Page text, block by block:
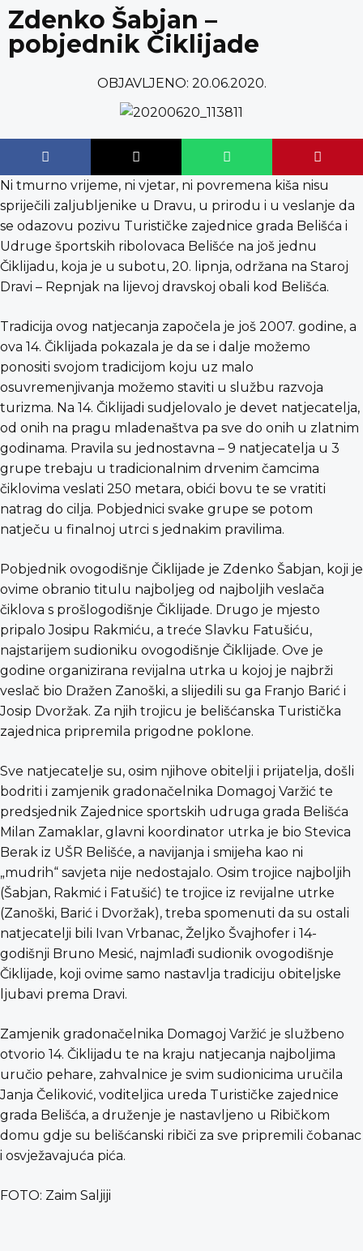
content
Zdenko Šabjan –
pobjednik Čiklijade
OBJAVLJENO: 20.06.2020.
Ni tmurno vrijeme, ni vjetar, ni povremena kiša nisu
spriječili zaljubljenike u Dravu, u prirodu i u veslanje da
se odazovu pozivu Turističke zajednice grada Belišća i
Udruge športskih ribolovaca Belišće na još jednu
Čiklijadu, koja je u subotu, 20. lipnja, održana na Staroj
Dravi – Repnjak na lijevoj dravskoj obali kod Belišća.
Tradicija ovog natjecanja započela je još 2007. godine, a
ova 14. Čiklijada pokazala je da se i dalje možemo
ponositi svojom tradicijom koju uz malo
osuvremenjivanja možemo staviti u službu razvoja
turizma. Na 14. Čiklijadi sudjelovalo je devet natjecatelja,
od onih na pragu mladenaštva pa sve do onih u zlatnim
godinama. Pravila su jednostavna – 9 natjecatelja u 3
grupe trebaju u tradicionalnim drvenim čamcima
čiklovima veslati 250 metara, obići bovu te se vratiti
natrag do cilja. Pobjednici svake grupe se potom
natječu u finalnoj utrci s jednakim pravilima.
Pobjednik ovogodišnje Čiklijade je Zdenko Šabjan, koji je
ovime obranio titulu najboljeg od najboljih veslača
čiklova s prošlogodišnje Čiklijade. Drugo je mjesto
pripalo Josipu Rakmiću, a treće Slavku Fatušiću,
najstarijem sudioniku ovogodišnje Čiklijade. Ove je
godine organizirana revijalna utrka u kojoj je najbrži
veslač bio Dražen Zanoški, a slijedili su ga Franjo Barić i
Josip Dvoržak. Za njih trojicu je belišćanska Turistička
zajednica pripremila prigodne poklone.
Sve natjecatelje su, osim njihove obitelji i prijatelja, došli
bodriti i zamjenik gradonačelnika Domagoj Varžić te
predsjednik Zajednice sportskih udruga grada Belišća
Milan Zamaklar, glavni koordinator utrka je bio Stevica
Berak iz UŠR Belišće, a navijanja i smijeha kao ni
„mudrih“ savjeta nije nedostajalo. Osim trojice najboljih
(Šabjan, Rakmić i Fatušić) te trojice iz revijalne utrke
(Zanoški, Barić i Dvoržak), treba spomenuti da su ostali
natjecatelji bili Ivan Vrbanac, Željko Švajhofer i 14-
godišnji Bruno Mesić, najmlađi sudionik ovogodišnje
Čiklijade, koji ovime samo nastavlja tradiciju obiteljske
ljubavi prema Dravi.
Zamjenik gradonačelnika Domagoj Varžić je službeno
otvorio 14. Čiklijadu te na kraju natjecanja najboljima
uručio pehare, zahvalnice je svim sudionicima uručila
Janja Čeliković, voditeljica ureda Turističke zajednice
grada Belišća, a druženje je nastavljeno u Ribičkom
domu gdje su belišćanski ribiči za sve pripremili čobanac
i osvježavajuća pića.
FOTO: Zaim Saljiji